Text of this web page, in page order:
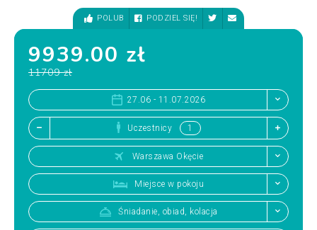
POLUB PODZIEL SIĘ!
9939.00 zł
11709 zł
27.06 - 11.07.2026
Uczestnicy
Warszawa Okęcie
Miejsce w pokoju
Śniadanie, obiad, kolacja